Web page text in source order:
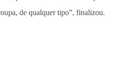
de qualquer tipo”, finalizou.